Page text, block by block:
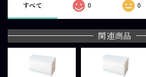
すべて 0 0
関連商品